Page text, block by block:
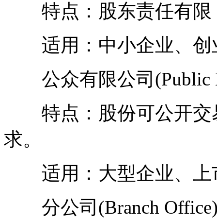
特点：股东责任有限
适用：中小企业、创
公众有限公司(Public
特点：股份可公开交
求。
适用：大型企业、上
分公司(Branch